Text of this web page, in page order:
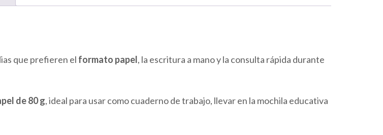
que prefieren el formato papel, la escritura a mano y la consulta rápida durante
de 80 g, ideal para usar como cuaderno de trabajo, llevar en la mochila educativa